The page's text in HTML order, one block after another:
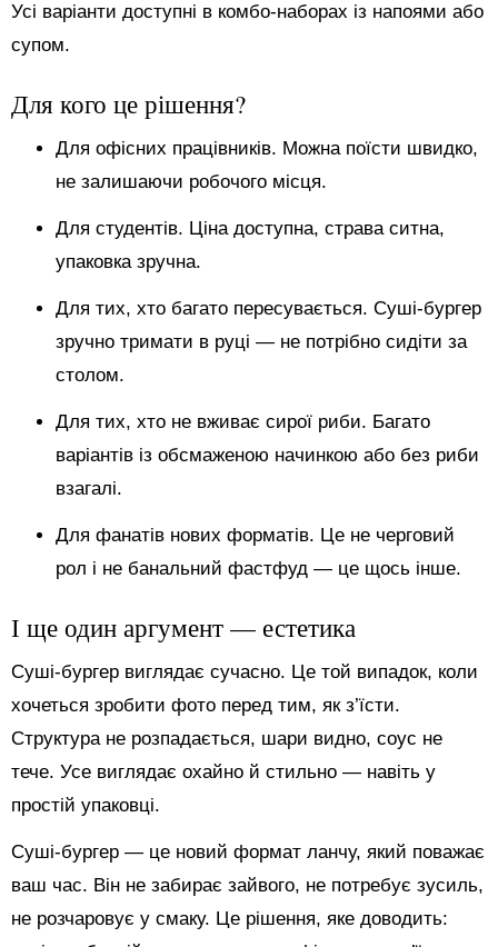
Усі варіанти доступні в комбо-наборах із напоями або
супом.
Для кого це рішення?
Для офісних працівників. Можна поїсти швидко,
не залишаючи робочого місця.
Для студентів. Ціна доступна, страва ситна,
упаковка зручна.
Для тих, хто багато пересувається. Суші-бургер
зручно тримати в руці — не потрібно сидіти за
столом.
Для тих, хто не вживає сирої риби. Багато
варіантів із обсмаженою начинкою або без риби
взагалі.
Для фанатів нових форматів. Це не черговий
рол і не банальний фастфуд — це щось інше.
І ще один аргумент — естетика
Суші-бургер виглядає сучасно. Це той випадок, коли
хочеться зробити фото перед тим, як з’їсти.
Структура не розпадається, шари видно, соус не
тече. Усе виглядає охайно й стильно — навіть у
простій упаковці.
Суші-бургер — це новий формат ланчу, який поважає
ваш час. Він не забирає зайвого, не потребує зусиль,
не розчаровує у смаку. Це рішення, яке доводить: